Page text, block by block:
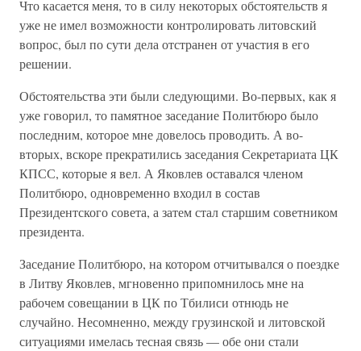
Что касается меня, то в силу некоторых обстоятельств я
уже не имел возможности контролировать литовский
вопрос, был по сути дела отстранен от участия в его
решении.
Обстоятельства эти были следующими. Во-первых, как я
уже говорил, то памятное заседание Политбюро было
последним, которое мне довелось проводить. А во-
вторых, вскоре прекратились заседания Секретариата ЦК
КПСС, которые я вел. А Яковлев оставался членом
Политбюро, одновременно входил в состав
Президентского совета, а затем стал старшим советником
президента.
Заседание Политбюро, на котором отчитывался о поездке
в Литву Яковлев, мгновенно припомнилось мне на
рабочем совещании в ЦК по Тбилиси отнюдь не
случайно. Несомненно, между грузинской и литовской
ситуациями имелась тесная связь — обе они стали